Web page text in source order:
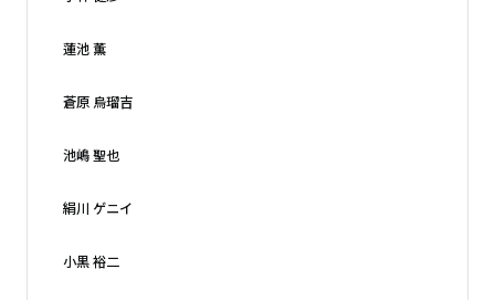
蓮池 薫
蒼原 烏瑠吉
池嶋 聖也
絹川 ゲニイ
小黒 裕二